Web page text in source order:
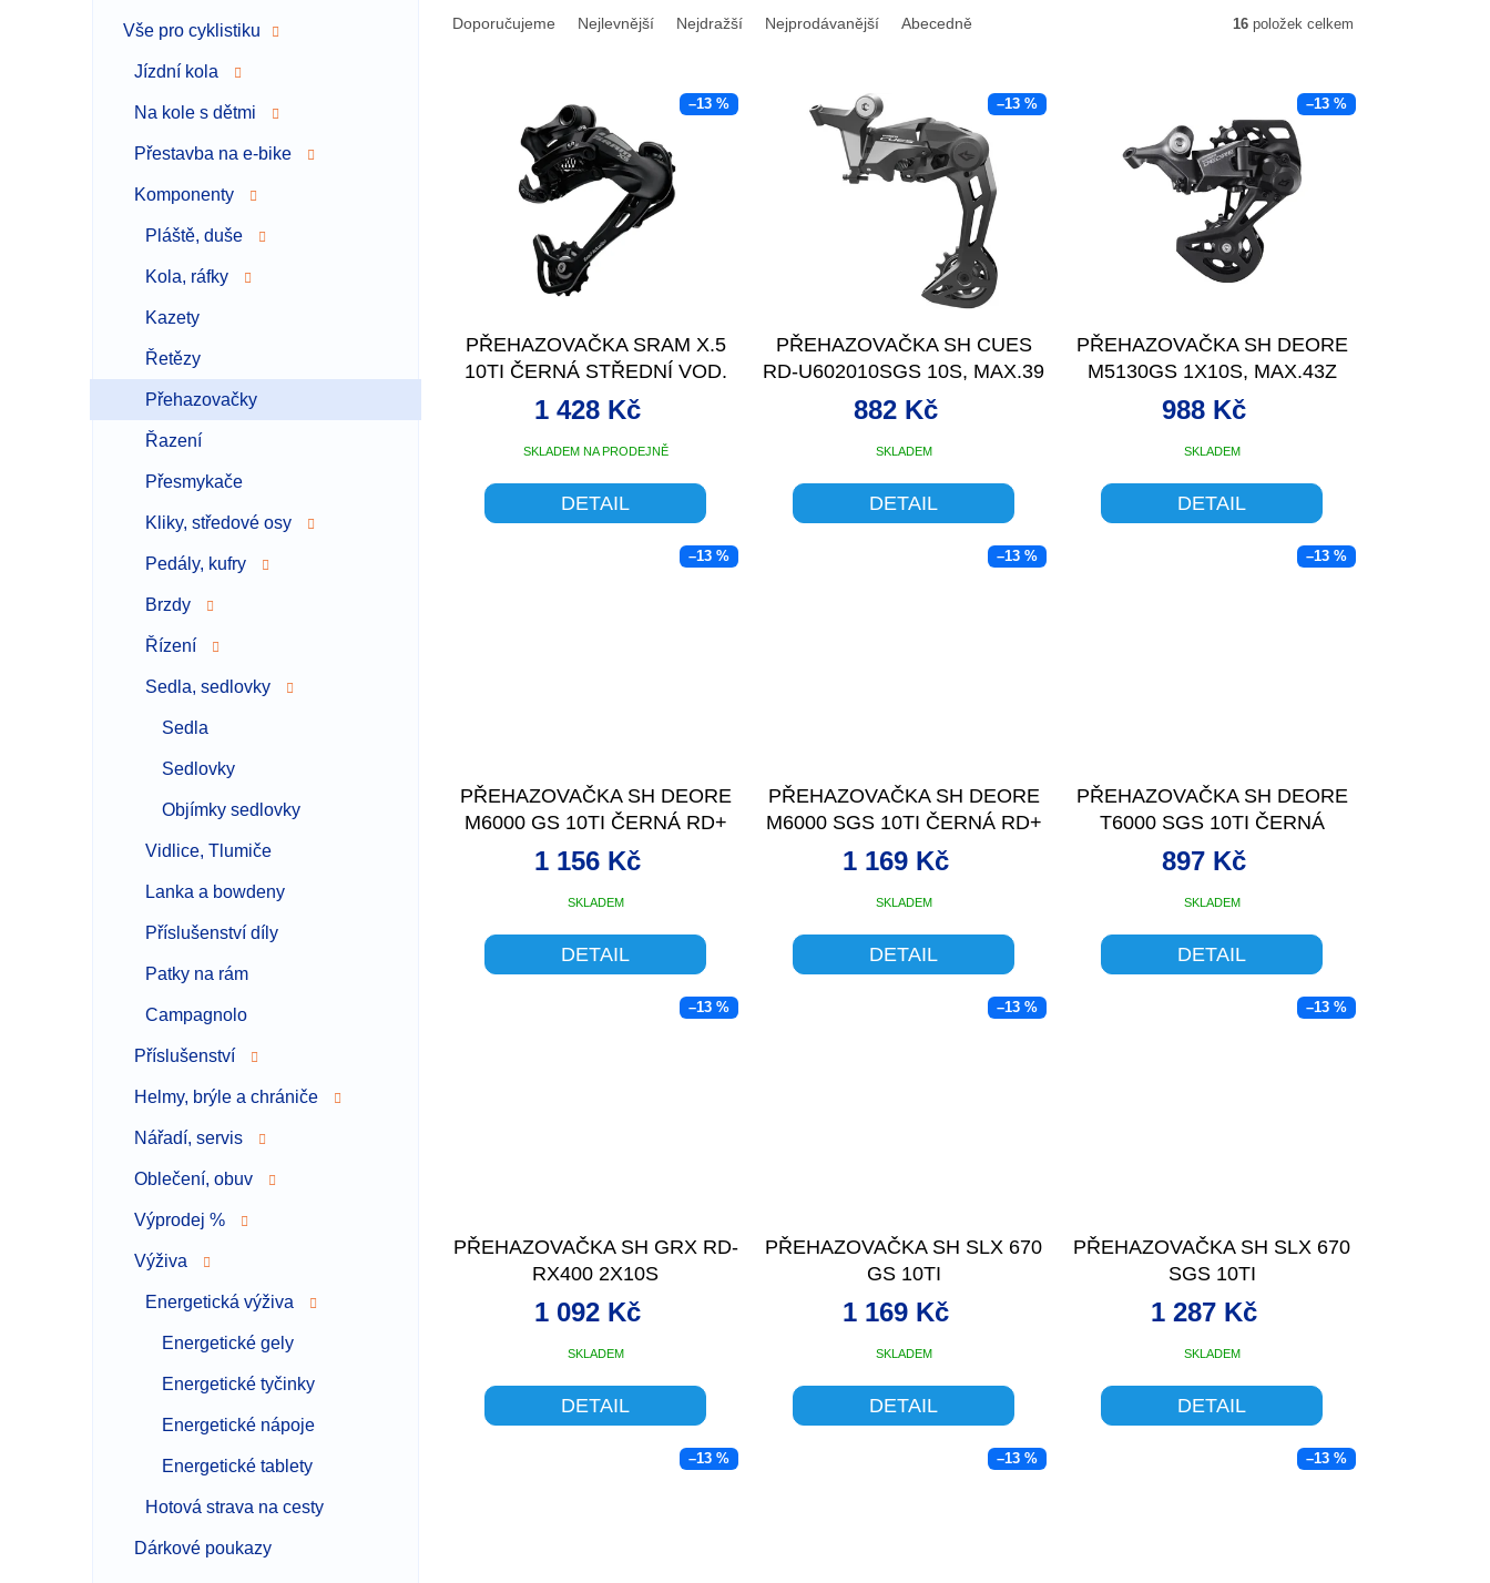
Vše pro cyklistiku
Jízdní kola
Na kole s dětmi
Přestavba na e-bike
Komponenty
Pláště, duše
Kola, ráfky
Kazety
Řetězy
Přehazovačky
Řazení
Přesmykače
Kliky, středové osy
Pedály, kufry
Brzdy
Řízení
Sedla, sedlovky
Sedla
Sedlovky
Objímky sedlovky
Vidlice, Tlumiče
Lanka a bowdeny
Příslušenství díly
Patky na rám
Campagnolo
Příslušenství
Helmy, brýle a chrániče
Nářadí, servis
Oblečení, obuv
Výprodej %
Výživa
Energetická výživa
Energetické gely
Energetické tyčinky
Energetické nápoje
Energetické tablety
Hotová strava na cesty
Dárkové poukazy
Doporučujeme Nejlevnější Nejdražší Nejprodávanější Abecedně 16 položek celkem
–13 %
PŘEHAZOVAČKA SRAM X.5
10TI ČERNÁ STŘEDNÍ VOD.
SKLADEM NA PRODEJNĚ
1 428 Kč
DETAIL
–13 %
PŘEHAZOVAČKA SH CUES
RD-U602010SGS 10S, MAX.39
SKLADEM
882 Kč
DETAIL
–13 %
PŘEHAZOVAČKA SH DEORE
M5130GS 1X10S, MAX.43Z
SKLADEM
988 Kč
DETAIL
–13 %
PŘEHAZOVAČKA SH DEORE
M6000 GS 10TI ČERNÁ RD+
SKLADEM
1 156 Kč
DETAIL
–13 %
PŘEHAZOVAČKA SH DEORE
M6000 SGS 10TI ČERNÁ RD+
SKLADEM
1 169 Kč
DETAIL
–13 %
PŘEHAZOVAČKA SH DEORE
T6000 SGS 10TI ČERNÁ
SKLADEM
897 Kč
DETAIL
–13 %
PŘEHAZOVAČKA SH GRX RD-
RX400 2X10S
SKLADEM
1 092 Kč
DETAIL
–13 %
PŘEHAZOVAČKA SH SLX 670
GS 10TI
SKLADEM
1 169 Kč
DETAIL
–13 %
PŘEHAZOVAČKA SH SLX 670
SGS 10TI
SKLADEM
1 287 Kč
DETAIL
–13 % –13 % –13 %